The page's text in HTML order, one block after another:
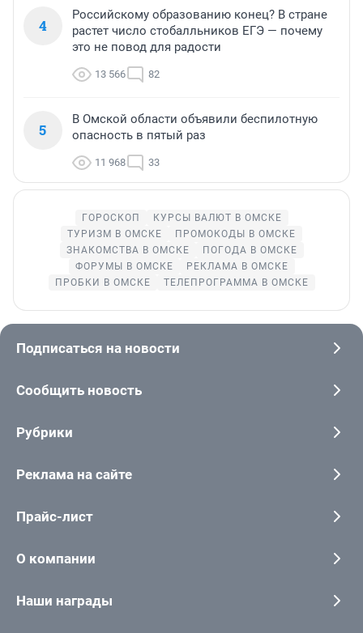
4
Российскому образованию конец? В стране
растет число стобалльников ЕГЭ — почему
это не повод для радости
13 566 82
5
В Омской области объявили беспилотную
опасность в пятый раз
11 968 33
ГОРОСКОП
КУРСЫ ВАЛЮТ В ОМСКЕ
ТУРИЗМ В ОМСКЕ
ПРОМОКОДЫ В ОМСКЕ
ЗНАКОМСТВА В ОМСКЕ
ПОГОДА В ОМСКЕ
ФОРУМЫ В ОМСКЕ
РЕКЛАМА В ОМСКЕ
ПРОБКИ В ОМСКЕ
ТЕЛЕПРОГРАММА В ОМСКЕ
Подписаться на новости
Сообщить новость
Рубрики
Реклама на сайте
Прайс-лист
О компании
Наши награды